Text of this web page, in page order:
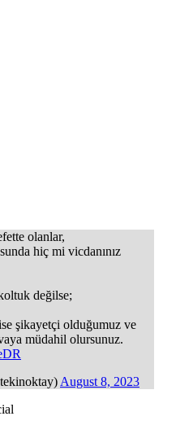
olanlar,
hiç mi vicdanınız
değilse;
şikayetçi olduğumuz ve
müdahil olursunuz.
August 8, 2023